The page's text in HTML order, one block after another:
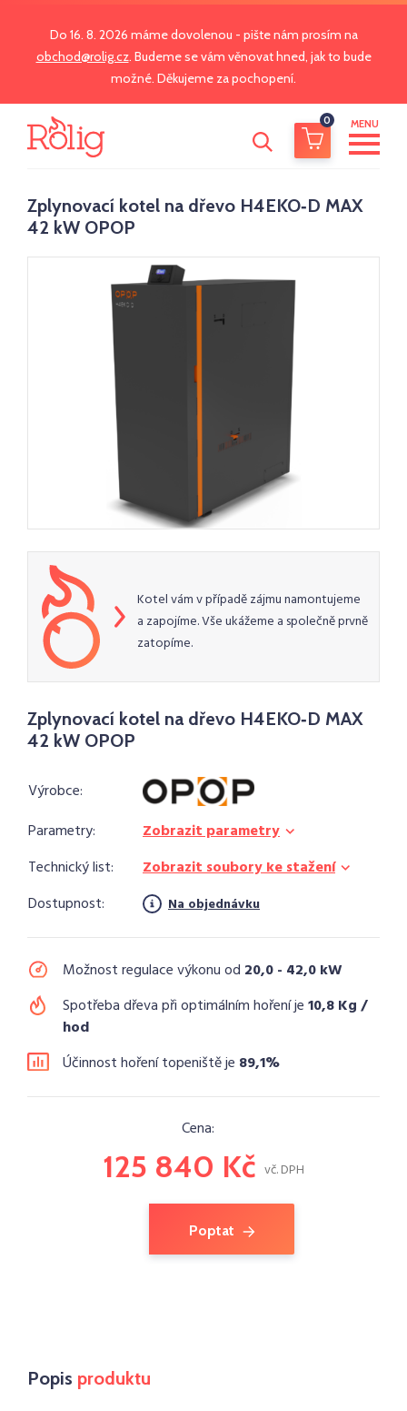
Do 16. 8. 2026 máme dovolenou - pište nám prosím na
obchod@rolig.cz. Budeme se vám věnovat hned, jak to bude
možné. Děkujeme za pochopení.
0 MENU
Zplynovací kotel na dřevo H4EKO‑D MAX
42 kW OPOP
Kotel vám v případě zájmu namontujeme
a zapojíme. Vše ukážeme a společně prvně
zatopíme.
Zplynovací kotel na dřevo H4EKO‑D MAX
42 kW OPOP
Výrobce:
Parametry:
Zobrazit parametry
Technický list:
Zobrazit soubory ke stažení
Dostupnost:
Na objednávku
Možnost regulace výkonu od 20,0 - 42,0 kW
Spotřeba dřeva při optimálním hoření je10,8 Kg /
hod
Účinnost hoření topeniště je 89,1%
Cena:
125 840 Kč vč. DPH
Poptat
Popis produktu